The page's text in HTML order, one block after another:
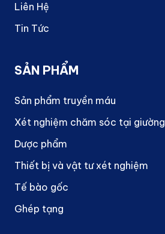
Liên Hệ
Tin Tức
SẢN PHẨM
Sản phẩm truyền máu
Xét nghiệm chăm sóc tại giường
Dược phẩm
Thiết bị và vật tư xét nghiệm
Tế bào gốc
Ghép tạng